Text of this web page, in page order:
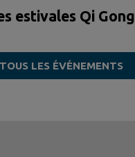
estivales Qi Gong
TOUS LES ÉVÉNEMENTS